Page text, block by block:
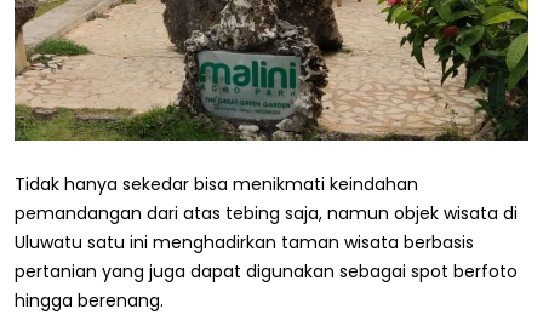
Tidak hanya sekedar bisa menikmati keindahan
pemandangan dari atas tebing saja, namun objek wisata di
Uluwatu satu ini menghadirkan taman wisata berbasis
pertanian yang juga dapat digunakan sebagai spot berfoto
hingga berenang.